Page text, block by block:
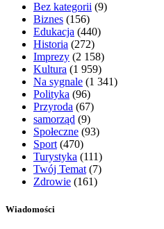
Bez kategorii (9)
Biznes (156)
Edukacja (440)
Historia (272)
Imprezy (2 158)
Kultura (1 959)
Na sygnale (1 341)
Polityka (96)
Przyroda (67)
samorząd (9)
Społeczne (93)
Sport(470)
Turystyka (111)
Twój Temat(7)
Zdrowie (161)
Wiadomości